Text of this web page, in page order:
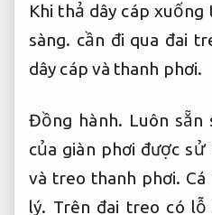
Khi thả dây cáp xuống
sàng. cần đi qua đai
dây cáp và thanh phơi.
Đồng hành. Luôn sẵn
của giàn phơi được
và treo thanh phơi. Cá
lý. Trên đai treo có